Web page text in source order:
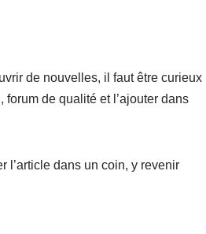
de nouvelles, il faut être curieux
forum de qualité et l’ajouter dans
l’article dans un coin, y revenir